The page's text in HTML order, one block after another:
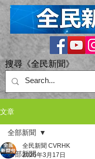
搜尋《全民新聞》
文章
全部新聞
全部新聞
全民新聞 CVRHK
2025年3月17日